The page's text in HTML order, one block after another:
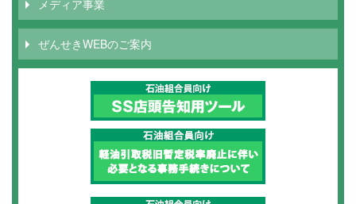
メディア事業
ぜんせきWEBのご案内